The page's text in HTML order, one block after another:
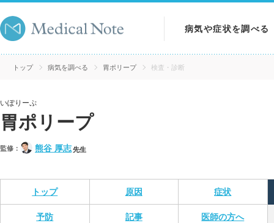
病気や症状を調べる
病気を調べる
トップ 病気を調べる 胃ポリープ 検査・診断
いぽりーぷ
胃ポリープ
監修： 熊谷 厚志先生
トップ 原因 症状
予防 記事 医師の方へ